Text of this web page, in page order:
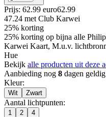
Prijs: 62.99 euro62.99
47.24 met Club Karwei
25% korting
25% korting op bijna alle
Karwei Kaart, M.u.v.
Hue
Bekijk alle producten uit deze
Aanbieding nog 8 dagen geldig
Kleur:
Wit Zwart
Aantal lichtpunten:
1 2 4